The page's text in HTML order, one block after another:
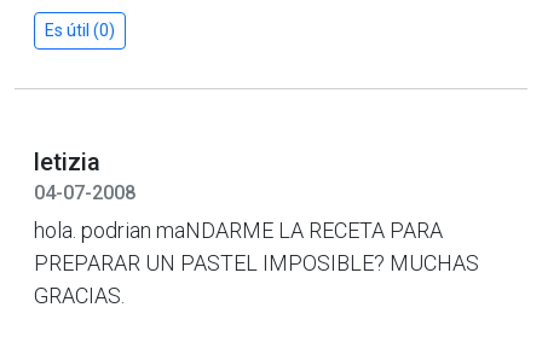
Es útil (0)
letizia
04-07-2008
hola. podrian maNDARME LA RECETA PARA
PREPARAR UN PASTEL IMPOSIBLE? MUCHAS
GRACIAS.